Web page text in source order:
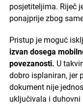
posjetiteljima. Riječ
ponajprije zbog
Pristup je moguć
izvan dosega
povezanosti. U
dobro isplaniran, jer
dokument nije
uključivala i